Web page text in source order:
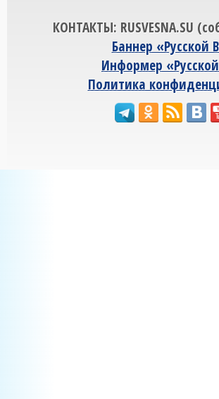
КОНТАКТЫ: RUSVESNA.SU
Баннер «Русской
Информер
Политика